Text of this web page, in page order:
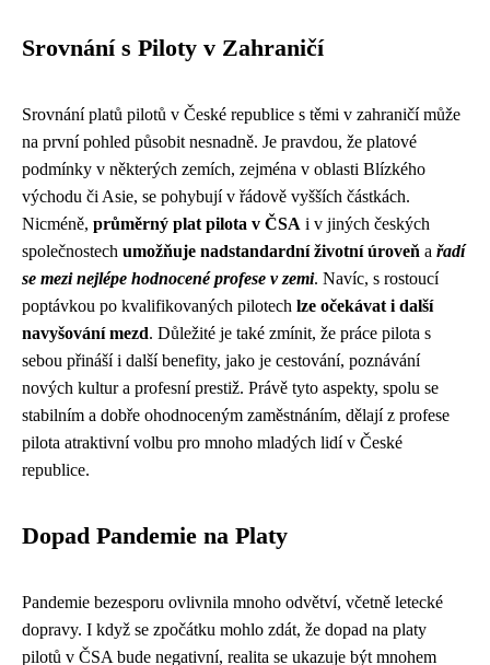
Srovnání s Piloty v Zahraničí
Srovnání platů pilotů v České republice s těmi v zahraničí může
na první pohled působit nesnadně. Je pravdou, že platové
podmínky v některých zemích, zejména v oblasti Blízkého
východu či Asie, se pohybují v řádově vyšších částkách.
Nicméně, průměrný plat pilota v ČSA i v jiných českých
společnostech umožňuje nadstandardní životní úroveň a řadí
se mezi nejlépe hodnocené profese v zemi. Navíc, s rostoucí
poptávkou po kvalifikovaných pilotech lze očekávat i další
navyšování mezd. Důležité je také zmínit, že práce pilota s
sebou přináší i další benefity, jako je cestování, poznávání
nových kultur a profesní prestiž. Právě tyto aspekty, spolu se
stabilním a dobře ohodnoceným zaměstnáním, dělají z profese
pilota atraktivní volbu pro mnoho mladých lidí v České
republice.
Dopad Pandemie na Platy
Pandemie bezesporu ovlivnila mnoho odvětví, včetně letecké
dopravy. I když se zpočátku mohlo zdát, že dopad na platy
pilotů v ČSA bude negativní, realita se ukazuje být mnohem